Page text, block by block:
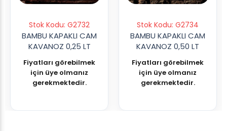
Stok Kodu: G2732
BAMBU KAPAKLI CAM
KAVANOZ 0,25 LT
Fiyatları görebilmek
için üye olmanız
gerekmektedir.
Stok Kodu: G2734
BAMBU KAPAKLI CAM
KAVANOZ 0,50 LT
Fiyatları görebilmek
için üye olmanız
gerekmektedir.